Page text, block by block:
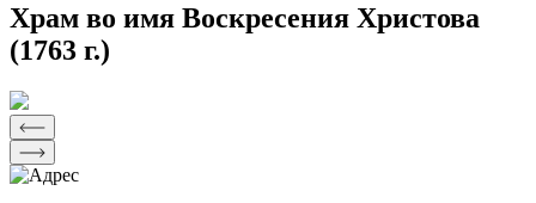
Храм во имя Воскресения Христова
(1763 г.)